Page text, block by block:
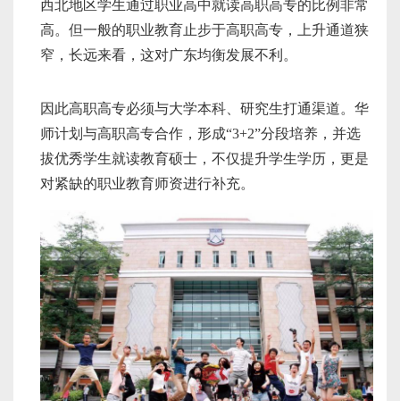
西北地区学生通过职业高中就读高职高专的比例非常
高。但一般的职业教育止步于高职高专，上升通道狭
窄，长远来看，这对广东均衡发展不利。
因此高职高专必须与大学本科、研究生打通渠道。华
师计划与高职高专合作，形成“3+2”分段培养，并选
拔优秀学生就读教育硕士，不仅提升学生学历，更是
对紧缺的职业教育师资进行补充。